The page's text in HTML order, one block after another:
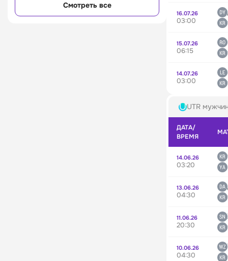
Смотреть все
16.07.26
03:00
15.07.26
06:15
14.07.26
03:00
UTR
ДАТА/
ВРЕМЯ
14.06.26
03:20
13.06.26
04:30
11.06.26
20:30
10.06.26
04:30